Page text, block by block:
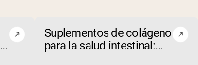
Suplementos de colágeno
para la salud intestinal: